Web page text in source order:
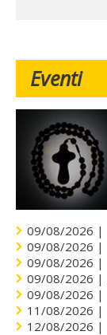
Eventi
09/08/2026 |
09/08/2026 |
09/08/2026 |
09/08/2026 |
09/08/2026 |
11/08/2026 |
12/08/2026 |